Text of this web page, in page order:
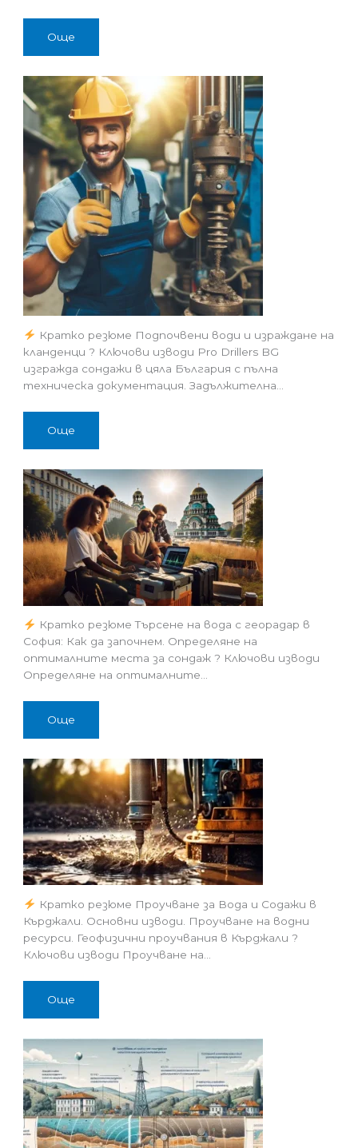
Още
Кратко резюме Подпочвени води и израждане на
кланденци ? Ключови изводи Pro Drillers BG
изгражда сондажи в цяла България с пълна
техническа документация. Задължителна…
Още
Кратко резюме Търсене на вода с георадар в
София: Как да започнем. Определяне на
оптималните места за сондаж ? Ключови изводи
Определяне на оптималните…
Още
Кратко резюме Проучване за Вода и Содажи в
Кърджали. Основни изводи. Проучване на водни
ресурси. Геофизични проучвания в Кърджали ?
Ключови изводи Проучване на…
Още